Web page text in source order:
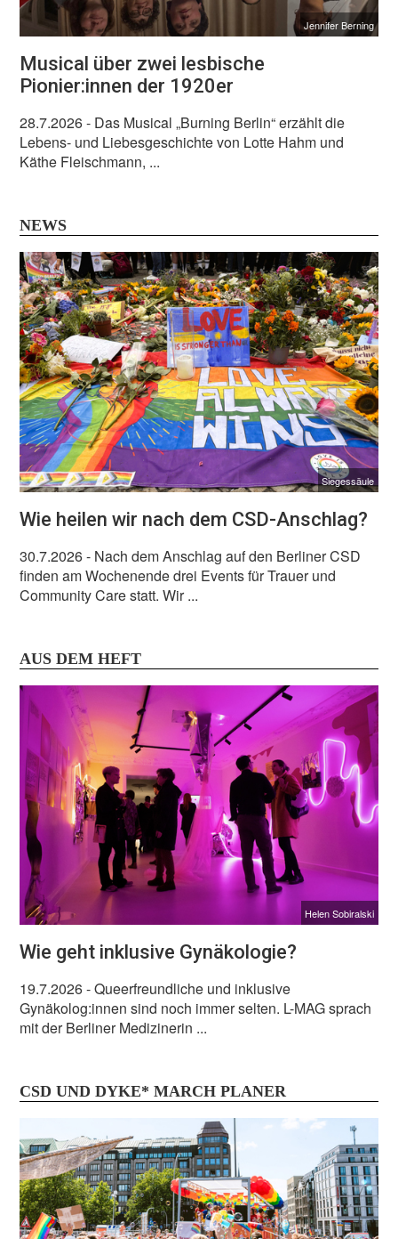
Jennifer Berning
Musical über zwei lesbische
Pionier:innen der 1920er
28.7.2026- Das Musical „Burning Berlin“ erzählt die
Lebens- und Liebesgeschichte von Lotte Hahm und
Käthe Fleischmann, ...
NEWS
Siegessäule
Wie heilen wir nach dem CSD-Anschlag?
30.7.2026- Nach dem Anschlag auf den Berliner CSD
finden am Wochenende drei Events für Trauer und
Community Care statt. Wir ...
AUS DEM HEFT
Helen Sobiralski
Wie geht inklusive Gynäkologie?
19.7.2026- Queerfreundliche und inklusive
Gynäkolog:innen sind noch immer selten. L-MAG sprach
mit der Berliner Medizinerin ...
CSD UND DYKE* MARCH PLANER